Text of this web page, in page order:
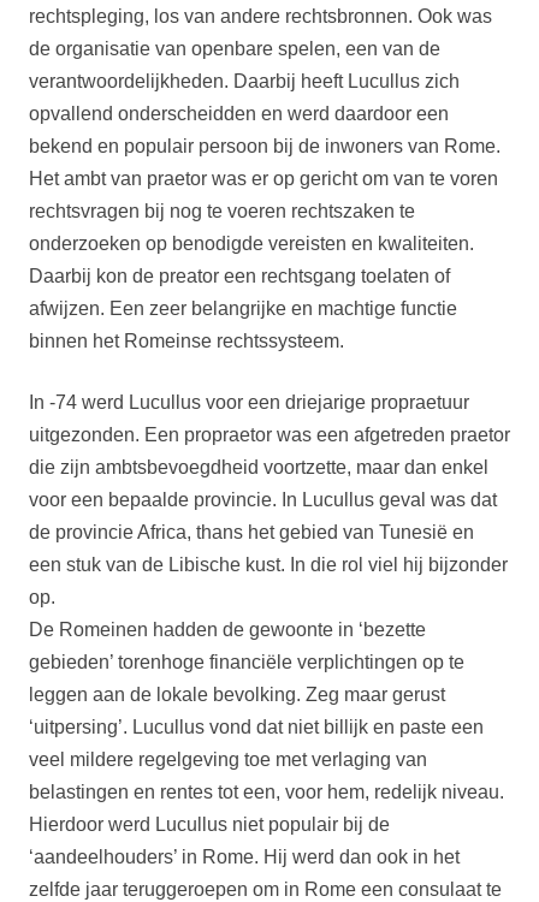
rechtspleging, los van andere rechtsbronnen. Ook was
de organisatie van openbare spelen, een van de
verantwoordelijkheden. Daarbij heeft Lucullus zich
opvallend onderscheidden en werd daardoor een
bekend en populair persoon bij de inwoners van Rome.
Het ambt van praetor was er op gericht om van te voren
rechtsvragen bij nog te voeren rechtszaken te
onderzoeken op benodigde vereisten en kwaliteiten.
Daarbij kon de preator een rechtsgang toelaten of
afwijzen. Een zeer belangrijke en machtige functie
binnen het Romeinse rechtssysteem.
In -74 werd Lucullus voor een driejarige propraetuur
uitgezonden. Een propraetor was een afgetreden praetor
die zijn ambtsbevoegdheid voortzette, maar dan enkel
voor een bepaalde provincie. In Lucullus geval was dat
de provincie Africa, thans het gebied van Tunesië en
een stuk van de Libische kust. In die rol viel hij bijzonder
op.
De Romeinen hadden de gewoonte in ‘bezette
gebieden’ torenhoge financiële verplichtingen op te
leggen aan de lokale bevolking. Zeg maar gerust
‘uitpersing’. Lucullus vond dat niet billijk en paste een
veel mildere regelgeving toe met verlaging van
belastingen en rentes tot een, voor hem, redelijk niveau.
Hierdoor werd Lucullus niet populair bij de
‘aandeelhouders’ in Rome. Hij werd dan ook in het
zelfde jaar teruggeroepen om in Rome een consulaat te